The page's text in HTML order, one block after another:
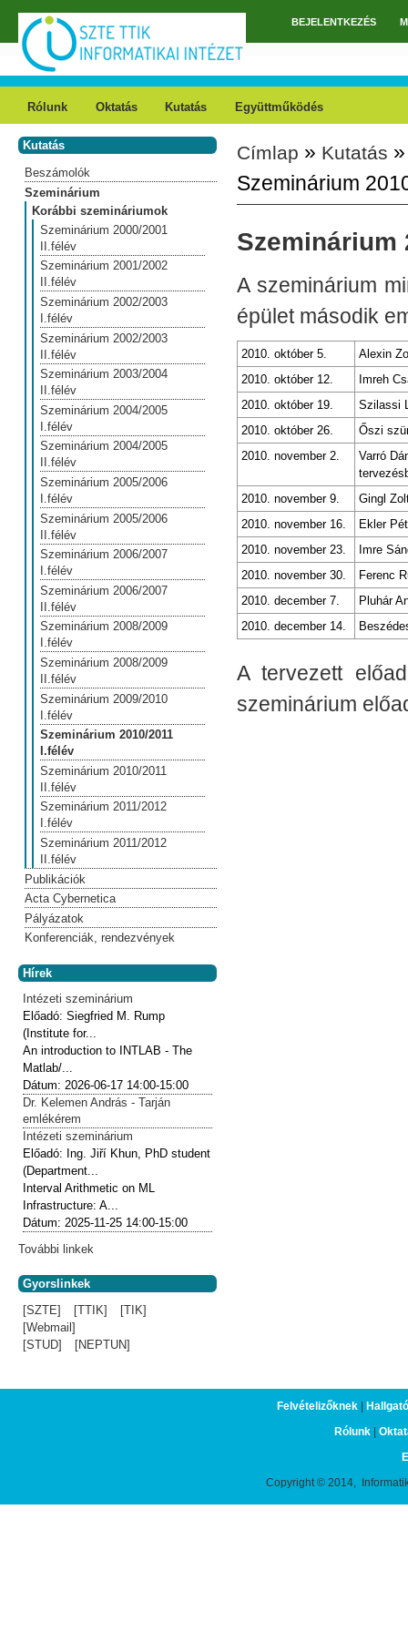
Ugrás a tartalomra
FőmenüBEJELENTKEZÉS
Rólunk Oktatás Kutatás Együttműködés
Jelenlegi hely
Címlap » Kutatás
Szeminárium
Szeminárium
A szeminárium
épület második
2010. október 5.
Alexin
2010. október 12.
Imreh
2010. október 19.
Szilassi
2010. október 26.
Őszi
2010. november 2.
Varró
2010. november 9.
Gingl
2010. november 16.
Ekler
2010. november 23.
Imre
2010. november 30.
Ferenc
2010. december 7.
Pluhár
2010. december 14.
A tervezett
szeminárium
Kutatás
Beszámolók
Szeminárium
Korábbi szemináriumok
Szeminárium 2000/2001
II.félév
Szeminárium 2001/2002
II.félév
Szeminárium 2002/2003
I.félév
Szeminárium 2002/2003
II.félév
Szeminárium 2003/2004
II.félév
Szeminárium 2004/2005
I.félév
Szeminárium 2004/2005
II.félév
Szeminárium 2005/2006
I.félév
Szeminárium 2005/2006
II.félév
Szeminárium 2006/2007
I.félév
Szeminárium 2006/2007
II.félév
Szeminárium 2008/2009
I.félév
Szeminárium 2008/2009
II.félév
Szeminárium 2009/2010
I.félév
Szeminárium 2010/2011
I.félév
Szeminárium 2010/2011
II.félév
Szeminárium 2011/2012
I.félév
Szeminárium 2011/2012
II.félév
Publikációk
Acta Cybernetica
Pályázatok
Konferenciák, rendezvények
Hírek
Intézeti szeminárium
Előadó:Siegfried M. Rump
(Institute for...
An introduction to INTLAB - The
Matlab/...
Dátum: 2026-06-17 14:00-15:00
Dr. Kelemen András - Tarján
emlékérem
Intézeti szeminárium
Előadó: Ing. Jiří Khun, PhD student
(Department...
Interval Arithmetic on ML
Infrastructure: A...
Dátum: 2025-11-25 14:00-15:00
További linkek
Gyorslinkek
[SZTE]
[TTIK]
[TIK]
[Webmail]
[STUD]
[NEPTUN]
Felvételizőknek|
Rólunk|
Copyright © 2014,